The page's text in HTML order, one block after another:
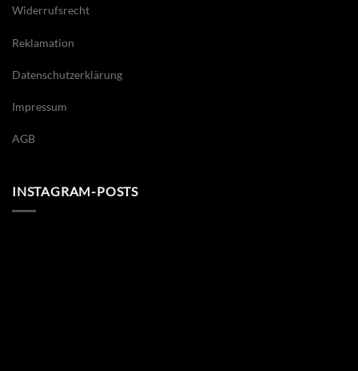
Widerrufsrecht
Reklamation
Datenschutzerklärung
Impressum
AGB
INSTAGRAM-POSTS